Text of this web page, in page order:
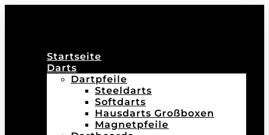
Startseite
Darts
Dartpfeile
Steeldarts
Softdarts
Hausdarts Großboxen
Magnetpfeile